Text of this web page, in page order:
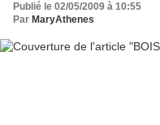
Publié le 02/05/2009 à 10:55
Par MaryAthenes